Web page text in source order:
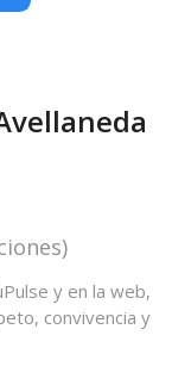
y en la web,
convivencia y